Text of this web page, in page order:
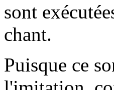
sont
chant.
Puisque ce